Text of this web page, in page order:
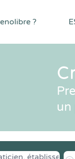
?
un